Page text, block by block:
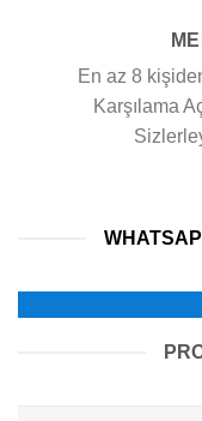
En az 8
Karşılama